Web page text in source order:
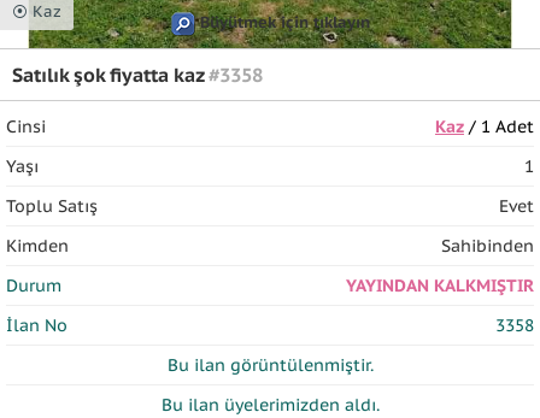
⦿ Kaz
Büyütmek için tıklayın
Satılık şok fiyatta kaz#3358
Cinsi Kaz/ 1 Adet
Yaşı
1
Toplu Satış
Evet
Kimden
Sahibinden
Durum
YAYINDAN KALKMIŞTIR
İlan No
3358
Bu ilan görüntülenmiştir.
Bu ilan üyelerimizden aldı.